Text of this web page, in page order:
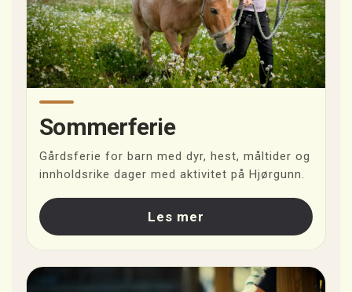
Sommerferie
Gårdsferie for barn med dyr, hest, måltider og
innholdsrike dager med aktivitet på Hjørgunn.
Les mer